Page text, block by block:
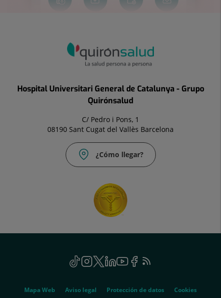
Hospital Universitari General de Catalunya - Grupo
Quirónsalud
C/ Pedro i Pons, 1
08190 Sant Cugat del Vallès Barcelona
¿Cómo llegar?
TikTok
Este
enlace
abrirá
Instagram
Este
enlace
abrirá
Twitter
Este
enlace
abrirá
Linkedin
Este
abrirá
Youtube
Este
enlace
abrirá
Facebook
Este
enlace
abrirá
Feed
Este
abrirá
Mapa Web Aviso legal Protección de datos Cookies